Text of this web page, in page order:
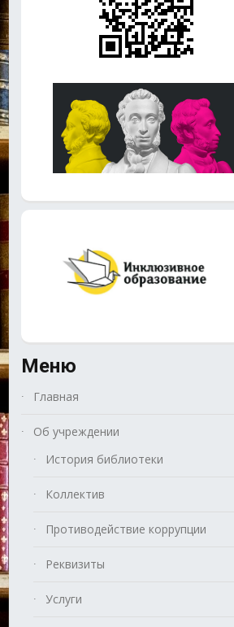
Меню
Главная
Об учреждении
История библиотеки
Коллектив
Противодействие коррупции
Реквизиты
Услуги